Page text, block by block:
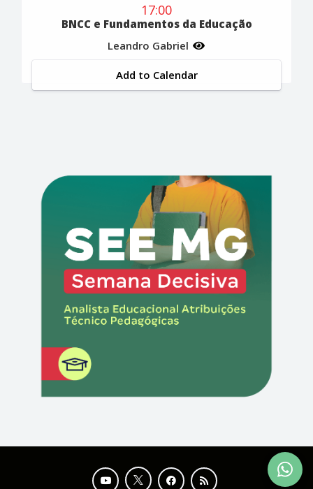
17:00
BNCC e Fundamentos da Educação
Leandro Gabriel
Add to Calendar